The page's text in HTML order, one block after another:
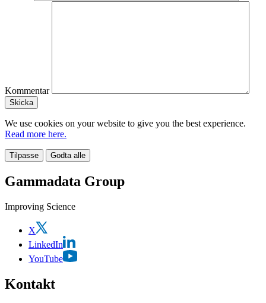
Kommentar
We use cookies on your website to give you the best experience.
Read more here.
Tilpasse Godta alle
Gammadata Group
Improving Science
X
LinkedIn
YouTube
Kontakt